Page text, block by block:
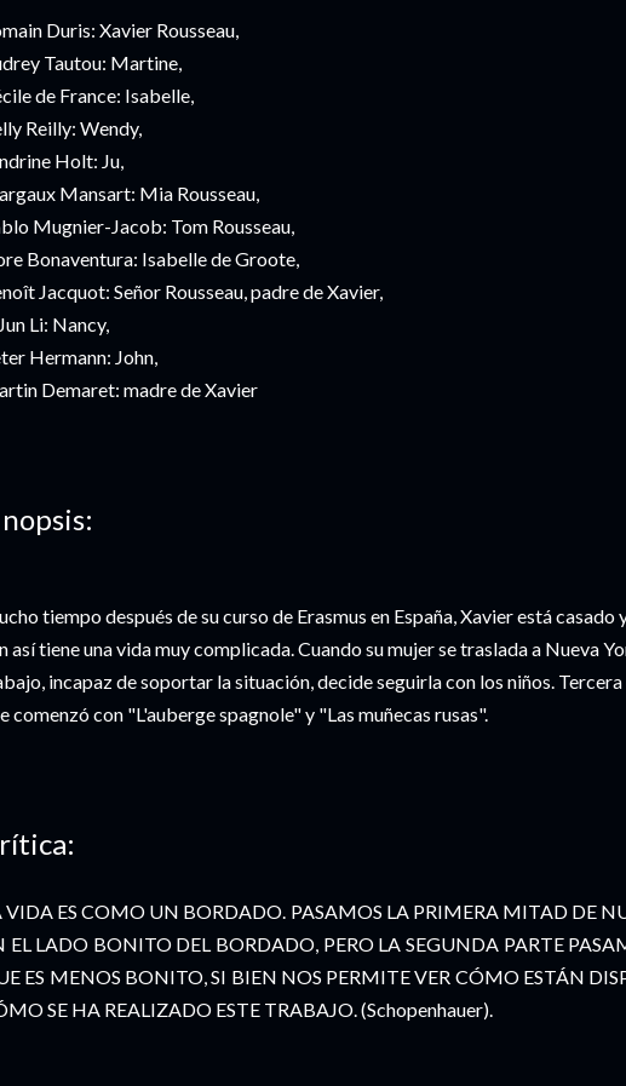
Duris: Xavier Rousseau,
Tautou: Martine,
de France: Isabelle,
Reilly: Wendy,
Holt: Ju,
Mansart: Mia Rousseau,
Mugnier-Jacob: Tom Rousseau,
Bonaventura: Isabelle de Groote,
Jacquot: Señor Rousseau, padre de Xavier,
Li: Nancy,
Hermann: John,
Demaret: madre de Xavier
tiempo después de su curso de Erasmus en España, Xavier está casado
así tiene una vida muy complicada. Cuando su mujer se traslada a Nueva
incapaz de soportar la situación, decide seguirla con los niños.
comenzó con "L'auberge spagnole" y "Las muñecas rusas".
VIDA ES COMO UN BORDADO. PASAMOS LA PRIMERA MITAD DE
EL LADO BONITO DEL BORDADO, PERO LA SEGUNDA PARTE
ES MENOS BONITO, SI BIEN NOS PERMITE VER CÓMO ESTÁN
SE HA REALIZADO ESTE TRABAJO. (Schopenhauer).